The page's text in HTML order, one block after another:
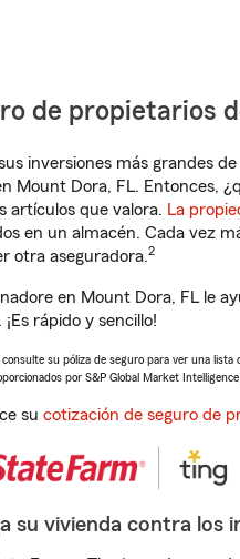
de propietarios
inversiones más grandes
Mount Dora, FL. Entonces,
artículos que valora. La
en un almacén. Cada vez
otra aseguradora.2
en Mount Dora, FL le
¡Es rápido y sencillo!
consulte su póliza de seguro para ver una
por S&P Global Market
su cotización de seguro de
su vivienda contra los